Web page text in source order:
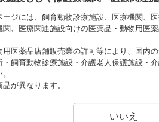
トラゾドン塩酸塩錠２５ｍｇ「ア
トピ
ジには、飼育動物診療施設、医療機関、
、医療関連施設向けの医薬品・動物用医
用医薬品店舗販売業の許可等により、国内
飼育動物診療施設・介護老人保護施設・
が異なります。
いいえ